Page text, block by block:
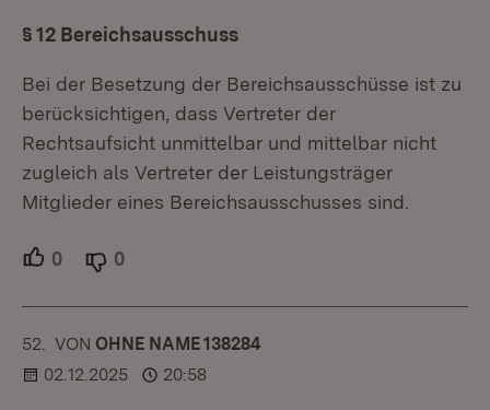
§ 12 Bereichsausschuss
Bei der Besetzung der Bereichsausschüsse ist zu
berücksichtigen, dass Vertreter der
Rechtsaufsicht unmittelbar und mittelbar nicht
zugleich als Vertreter der Leistungsträger
Mitglieder eines Bereichsausschusses sind.
0 Unterstützer.
0
52. KOMMENTAR
VON :OHNE NAME 138284
02.12.2025
20:58